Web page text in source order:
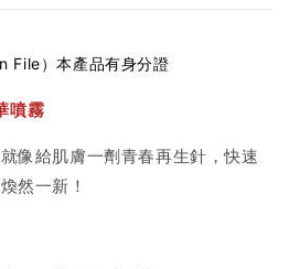
File）本產品有身分證
噴霧
像給肌膚一劑青春再生針，快速
然一新！